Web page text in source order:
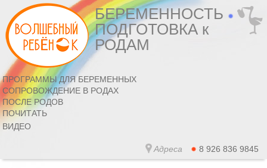
БЕРЕМЕННОСТЬ
ПОДГОТОВКА к
РОДАМ
ПРОГРАММЫ ДЛЯ БЕРЕМЕННЫХ
СОПРОВОЖДЕНИЕ В РОДАХ
ПОСЛЕ РОДОВ
ПОЧИТАТЬ
ВИДЕО
Адреса 8 926 836 9845